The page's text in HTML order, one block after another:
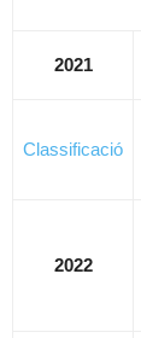
2021
Classificació
2022